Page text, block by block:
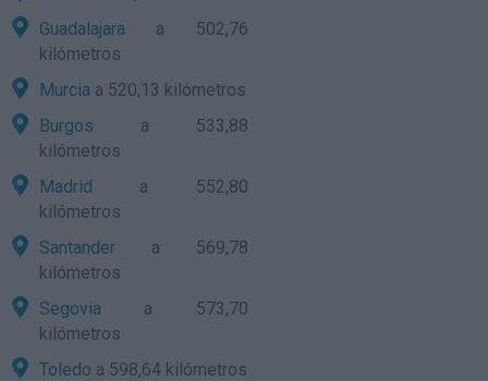
Guadalajara a 502,76
kilómetros
Murcia a 520,13 kilómetros
Burgos a 533,88
kilómetros
Madrid a 552,80
kilómetros
Santander a 569,78
kilómetros
Segovia a 573,70
kilómetros
Toledo a 598,64 kilómetros